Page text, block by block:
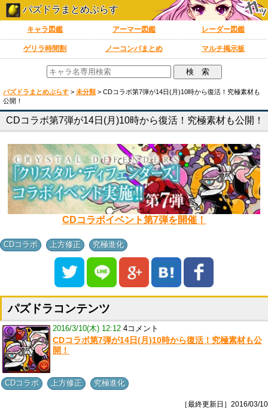
パズドラまとめぷらす
キャラ図鑑 アーマー図鑑 レーダー図鑑
ゲリラ時間割 ノーコンパまとめ マルチ掲示板
パズドラまとめぷらす > 未分類 > CDコラボ第7弾が14日(月)10時から復活！究極素材も
公開！
CDコラボ第7弾が14日(月)10時から復活！究極素材も公開！
CDコラボイベント第7弾を開催！
CDコラボ 上方修正 究極進化
パズドラコンテンツ
2016/3/10(木) 12:12 4コメント
CDコラボ第7弾が14日(月)10時から復活！究極素材も公
開！
CDコラボ 上方修正 究極進化
［最終更新日］2016/03/10